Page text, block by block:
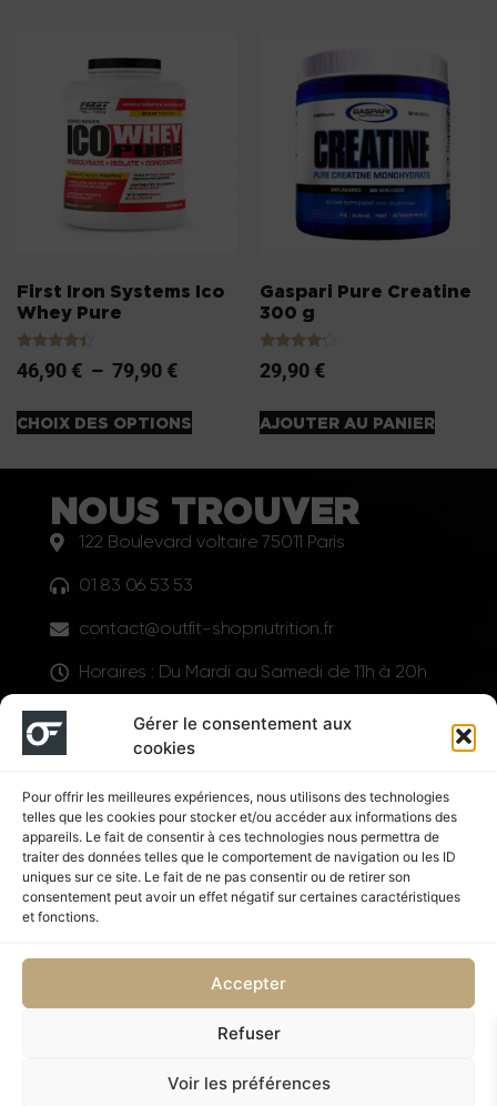
Gérer le consentement aux
cookies
Pour offrir les meilleures expériences, nous utilisons des technologies
telles que les cookies pour stocker et/ou accéder aux informations des
appareils. Le fait de consentir à ces technologies nous permettra de
traiter des données telles que le comportement de navigation ou les ID
uniques sur ce site. Le fait de ne pas consentir ou de retirer son
consentement peut avoir un effet négatif sur certaines caractéristiques
et fonctions.
Accepter
Refuser
Voir les préférences
First Iron Systems Ico
Whey Pure
Note
4.20
46,90 € – 79,90 €
CHOIX DES OPTIONS
Gaspari Pure Creatine
300 g
Note
4.00
29,90 €
AJOUTER AU PANIER
NOUS TROUVER
122 Boulevard voltaire 75011 Paris
01 83 06 53 53
contact@outfit-shopnutrition.fr
Horaires : Du Mardi au Samedi de 11h à 20h
LIENS UTILES
Suivez nous